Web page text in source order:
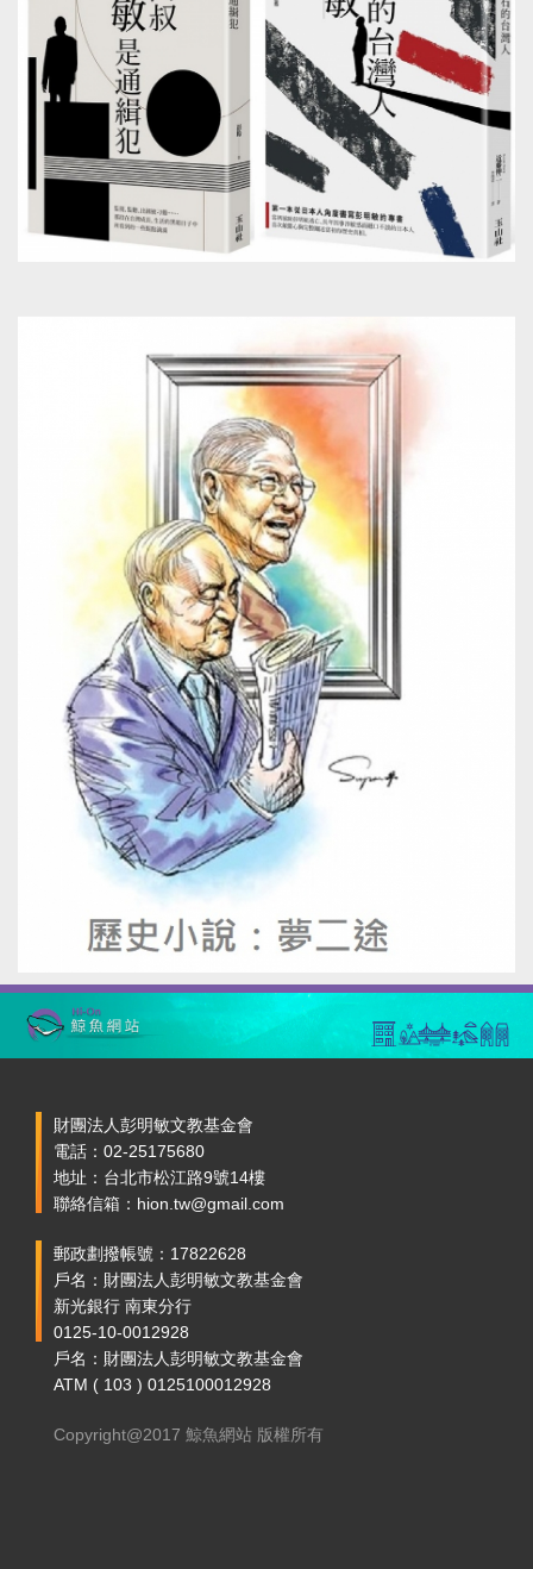
財團法人彭明敏文教基金會
電話：02-25175680
地址：台北市松江路9號14樓
聯絡信箱：hion.tw@gmail.com
郵政劃撥帳號：17822628
戶名：財團法人彭明敏文教基金會
新光銀行 南東分行
0125-10-0012928
戶名：財團法人彭明敏文教基金會
ATM ( 103 ) 0125100012928
Copyright@2017 鯨魚網站 版權所有